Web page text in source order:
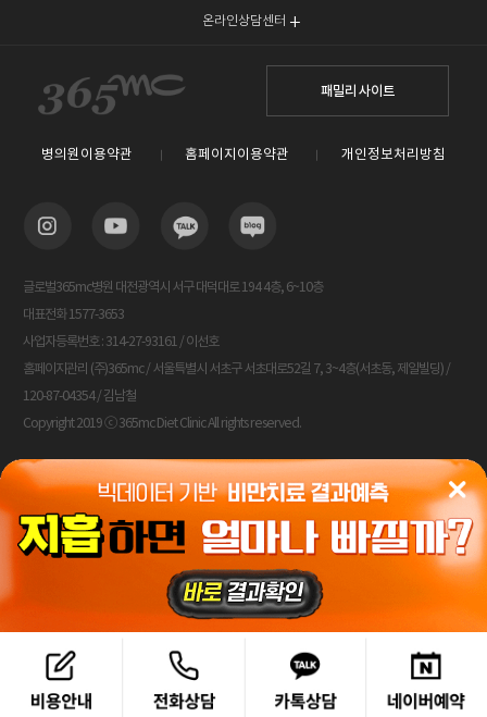
온라인상담센터
패밀리 사이트
병의원이용약관 홈페이지이용약관 개인정보처리방침
글로벌365mc병원 대전광역시 서구 대덕대로 194 4층, 6~10층
대표전화 1577-3653
사업자등록번호 : 314-27-93161 / 이선호
홈페이지관리 (주)365mc / 서울특별시 서초구 서초대로52길 7, 3~4층(서초동, 제일빌딩) /
120-87-04354 / 김남철
Copyright 2019 ⓒ 365mc Diet Clinic All rights reserved.